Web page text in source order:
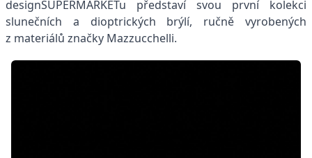
designSUPERMARKETu představí svou první kolekci
slunečních a dioptrických brýlí, ručně vyrobených
z materiálů značky Mazzucchelli.